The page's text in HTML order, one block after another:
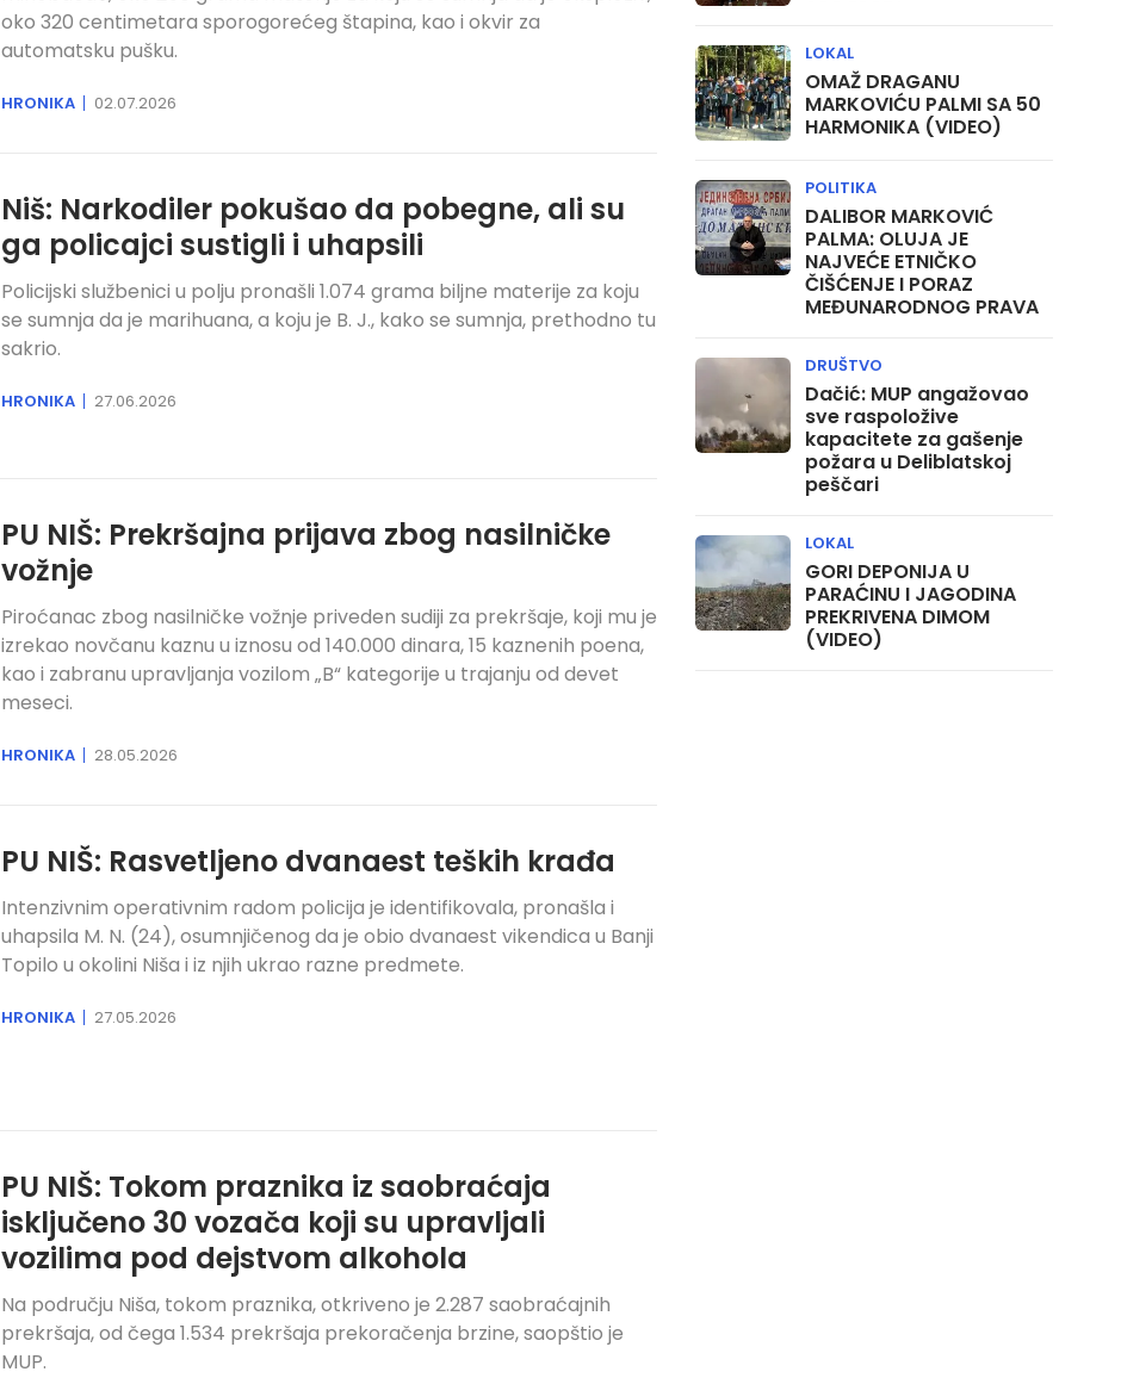
oko 320 centimetara sporogorećeg štapina, kao i okvir za
automatsku pušku.
HRONIKA 02.07.2026
Niš: Narkodiler pokušao da pobegne, ali su
ga policajci sustigli i uhapsili
Policijski službenici u polju pronašli 1.074 grama biljne materije za koju
se sumnja da je marihuana, a koju je B. J., kako se sumnja, prethodno tu
sakrio.
HRONIKA 27.06.2026
PU NIŠ: Prekršajna prijava zbog nasilničke
vožnje
Piroćanac zbog nasilničke vožnje priveden sudiji za prekršaje, koji mu je
izrekao novčanu kaznu u iznosu od 140.000 dinara, 15 kaznenih poena,
kao i zabranu upravljanja vozilom „B“ kategorije u trajanju od devet
meseci.
HRONIKA 28.05.2026
PU NIŠ: Rasvetljeno dvanaest teških krađa
Intenzivnim operativnim radom policija je identifikovala, pronašla i
uhapsila M. N. (24), osumnjičenog da je obio dvanaest vikendica u Banji
Topilo u okolini Niša i iz njih ukrao razne predmete.
HRONIKA 27.05.2026
PU NIŠ: Tokom praznika iz saobraćaja
isključeno 30 vozača koji su upravljali
vozilima pod dejstvom alkohola
Na području Niša, tokom praznika, otkriveno je 2.287 saobraćajnih
prekršaja, od čega 1.534 prekršaja prekoračenja brzine, saopštio je
MUP.
OMAŽ DRAGANU
MARKOVIĆU PALMI SA 50
HARMONIKA (VIDEO)
LOKAL
DALIBOR MARKOVIĆ
PALMA: OLUJA JE
NAJVEĆE ETNIČKO
ČIŠĆENJE I PORAZ
MEĐUNARODNOG PRAVA
POLITIKA
Dačić: MUP angažovao
sve raspoložive
kapacitete za gašenje
požara u Deliblatskoj
peščari
DRUŠTVO
GORI DEPONIJA U
PARAĆINU I JAGODINA
PREKRIVENA DIMOM
(VIDEO)
LOKAL